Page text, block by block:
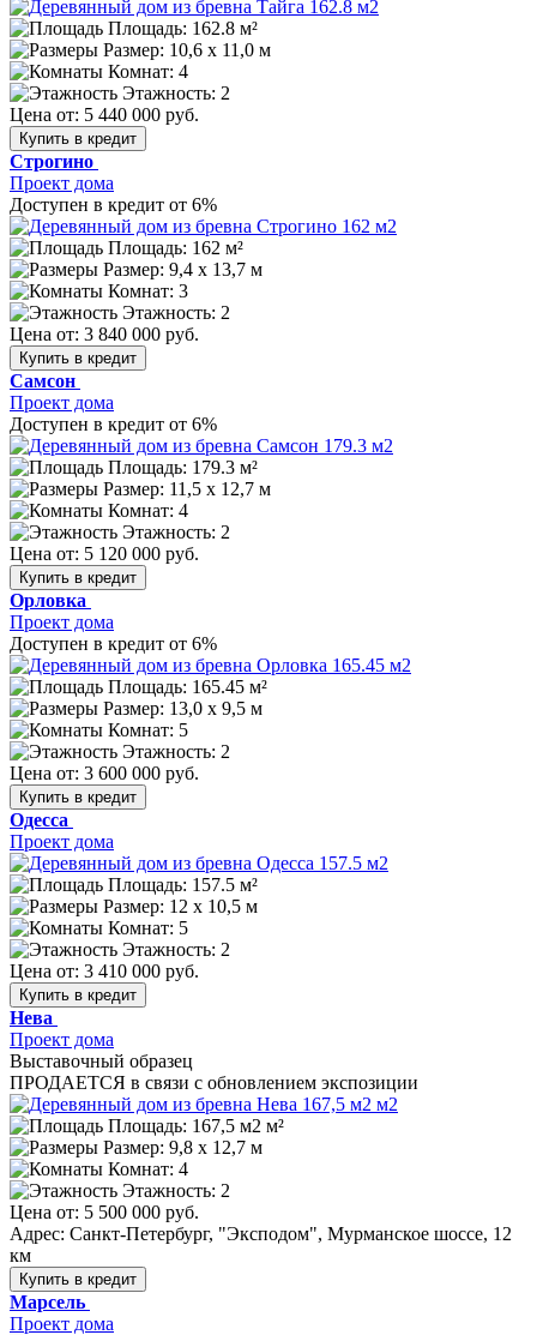
Площадь: 162.8 м²
Размер: 10,6 х 11,0 м
Комнат: 4
Этажность: 2
Цена от: 5 440 000 руб.
Купить в кредит
Строгино
Проект дома
Доступен в кредит от 6%
Площадь: 162 м²
Размер: 9,4 x 13,7 м
Комнат: 3
Этажность: 2
Цена от: 3 840 000 руб.
Купить в кредит
Самсон
Проект дома
Доступен в кредит от 6%
Площадь: 179.3 м²
Размер: 11,5 х 12,7 м
Комнат: 4
Этажность: 2
Цена от: 5 120 000 руб.
Купить в кредит
Орловка
Проект дома
Доступен в кредит от 6%
Площадь: 165.45 м²
Размер: 13,0 х 9,5 м
Комнат: 5
Этажность: 2
Цена от: 3 600 000 руб.
Купить в кредит
Одесса
Проект дома
Площадь: 157.5 м²
Размер: 12 х 10,5 м
Комнат: 5
Этажность: 2
Цена от: 3 410 000 руб.
Купить в кредит
Нева
Проект дома
Выставочный образец
ПРОДАЕТСЯ в связи с обновлением экспозиции
Площадь: 167,5 м2 м²
Размер: 9,8 х 12,7 м
Комнат: 4
Этажность: 2
Цена от: 5 500 000 руб.
Адрес: Санкт-Петербург, "Эксподом", Мурманское шоссе, 12
км
Купить в кредит
Марсель
Проект дома